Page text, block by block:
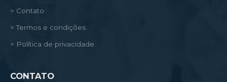
> Contato
> Termos e condições
> Política de privacidade
CONTATO